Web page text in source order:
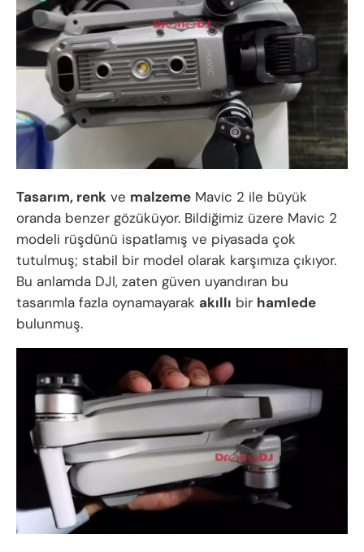
Tasarım, renk ve malzeme Mavic 2 ile büyük
oranda benzer gözüküyor. Bildiğimiz üzere Mavic 2
modeli rüşdünü ispatlamış ve piyasada çok
tutulmuş; stabil bir model olarak karşımıza çıkıyor.
Bu anlamda DJI, zaten güven uyandıran bu
tasarımla fazla oynamayarak akıllı bir hamlede
bulunmuş.